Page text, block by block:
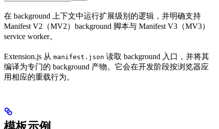
在 background 上下文中运行扩展级别的逻辑，并明确支持
Manifest V2（MV2）background 脚本与 Manifest V3（MV3）
service worker。
Extension.js 从 manifest.json 读取 background 入口，并将其
编译为专门的 background 产物。它会在开发阶段按浏览器应
用相应的重载行为。